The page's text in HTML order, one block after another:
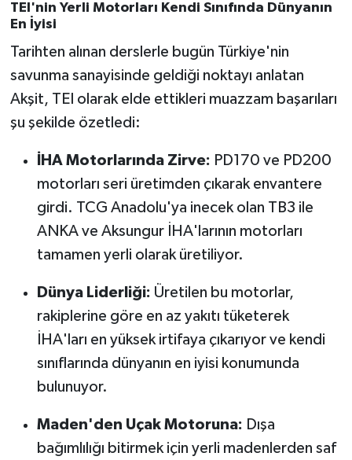
TEI'nin Yerli Motorları Kendi Sınıfında Dünyanın
En İyisi
Tarihten alınan derslerle bugün Türkiye'nin
savunma sanayisinde geldiği noktayı anlatan
Akşit, TEI olarak elde ettikleri muazzam başarıları
şu şekilde özetledi:
İHA Motorlarında Zirve: PD170 ve PD200
motorları seri üretimden çıkarak envantere
girdi. TCG Anadolu'ya inecek olan TB3 ile
ANKA ve Aksungur İHA'larının motorları
tamamen yerli olarak üretiliyor.
Dünya Liderliği: Üretilen bu motorlar,
rakiplerine göre en az yakıtı tüketerek
İHA'ları en yüksek irtifaya çıkarıyor ve kendi
sınıflarında dünyanın en iyisi konumunda
bulunuyor.
Maden'den Uçak Motoruna: Dışa
bağımlılığı bitirmek için yerli madenlerden saf